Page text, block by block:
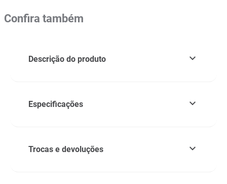
Confira também
Descrição do produto
Especificações
Trocas e devoluções